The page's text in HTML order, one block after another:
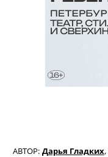
АВТОР: Дарья Гладких,